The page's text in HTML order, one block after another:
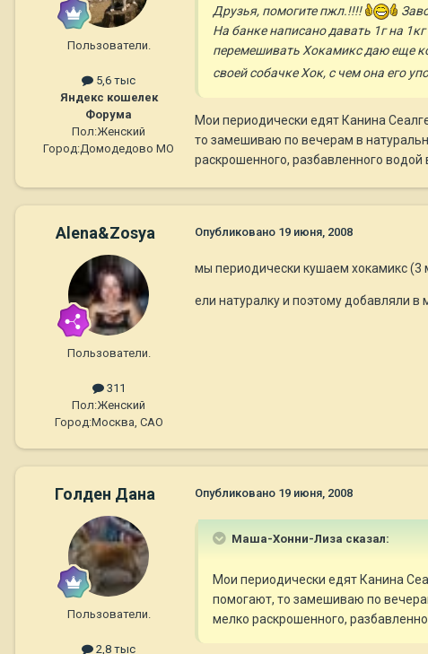
Пользователи.
5,6 тыс
Яндекс кошелек
Форума
Пол:Женский
Город:Домодедово МО
Друзья, помогите пжл.!!!!
На банке написано давать 1г на
перемешивать Хокамикс даю еще
своей собачке Хок, с чем она его
Мои периодически едят Канина
то замешиваю по вечерам в
раскрошенного, разбавленного водой
Alena&Zosya
Пользователи.
311
Пол:Женский
Город:Москва, САО
Опубликовано 19 июня, 2008
мы периодически кушаем хокамикс (3
ели натуралку и поэтому добавляли в
Голден Дана
Пользователи.
2,8 тыс
Опубликовано 19 июня, 2008
Маша-Хонни-Лиза сказал:
Мои периодически едят Канина
помогают, то замешиваю по
мелко раскрошенного,